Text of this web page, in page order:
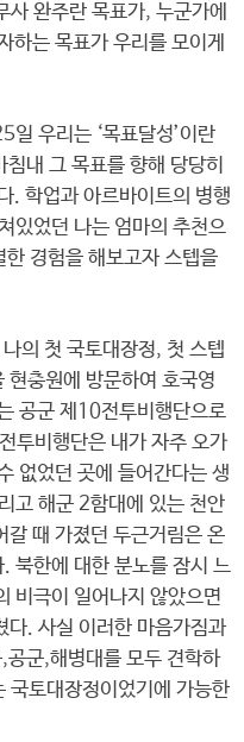
완주란 목표가, 누군가에
하는 목표가 우리를 모이게
우리는 ‘목표달성’이란
내 그 목표를 향해 당당히
. 학업과 아르바이트의 병행
있었던 나는 엄마의 추천으
경험을 해보고자 스텝을
의 첫 국토대장정, 첫 스텝
충원에 방문하여 호국영
공군 제10전투비행단으로
투비행단은 내가 자주 오가
없었던 곳에 들어간다는 생
고 해군 2함대에 있는 천안
갈 때 가졌던 두근거림은 온
북한에 대한 분노를 잠시 느
비극이 일어나지 않았으면
다. 사실 이러한 마음가짐과
공군,해병대를 모두 견학하
국토대장정이었기에 가능한